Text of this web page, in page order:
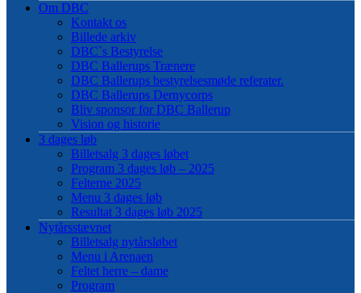
Om DBC
Kontakt os
Billede arkiv
DBC`s Bestyrelse
DBC Ballerups Trænere
DBC Ballerups bestyrelsesmøde referater.
DBC Ballerups Dernycorps
Bliv sponsor for DBC Ballerup
Vision og historie
3 dages løb
Billetsalg 3 dages løbet
Program 3 dages løb – 2025
Felterne 2025
Menu 3 dages løb
Resultat 3 dages løb 2025
Nytårsstævnet
Billetsalg nytårsløbet
Menu i Arenaen
Feltet herre – dame
Program